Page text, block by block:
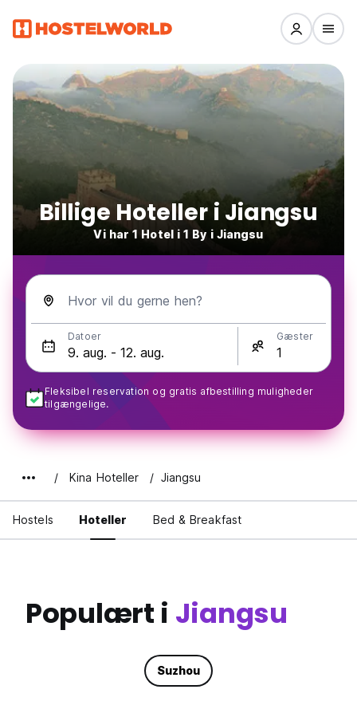
Billige Hoteller i Jiangsu
Vi har 1 Hotel i 1 By i Jiangsu
Hvor vil du gerne hen?
Datoer Gæster
Fleksibel reservation og gratis afbestilling muligheder
tilgængelige.
Kina Hoteller Jiangsu
Hostels Hoteller Bed & Breakfast
Populært i Jiangsu
Suzhou